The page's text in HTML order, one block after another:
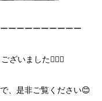
ーーーーーーーーー
ざいました🙇‍♀️✨
、是非ご覧ください😊